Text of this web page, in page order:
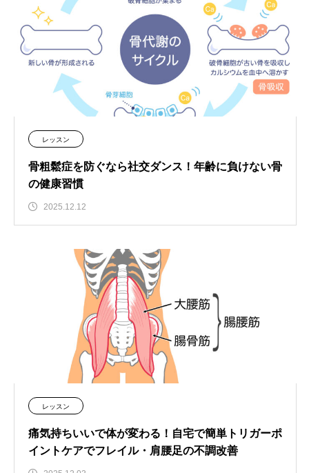
レッスン
骨粗鬆症を防ぐなら社交ダンス！年齢に負けない骨
の健康習慣
2025.12.12
レッスン
痛気持ちいいで体が変わる！自宅で簡単トリガーポ
イントケアでフレイル・肩腰足の不調改善